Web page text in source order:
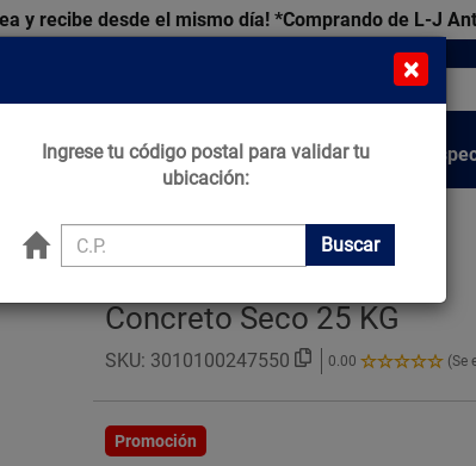
y recibe desde el mismo día! *Comprando de L-J
Marcas Tips que Construyen Venta
Concreto Seco
Concreto Seco 25 KG
SKU: 3010100247550 0.00
0.00
(Se
Promoción
×
Ingrese tu código postal para validar tu
ubicación:
Buscar